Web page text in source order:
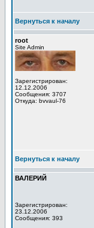
Вернуться к началу
root
Site Admin
Зарегистрирован:
12.12.2006
Сообщения: 3707
Откуда: bvvaul-76
Вернуться к началу
ВАЛЕРИЙ
Зарегистрирован:
23.12.2006
Сообщения: 393